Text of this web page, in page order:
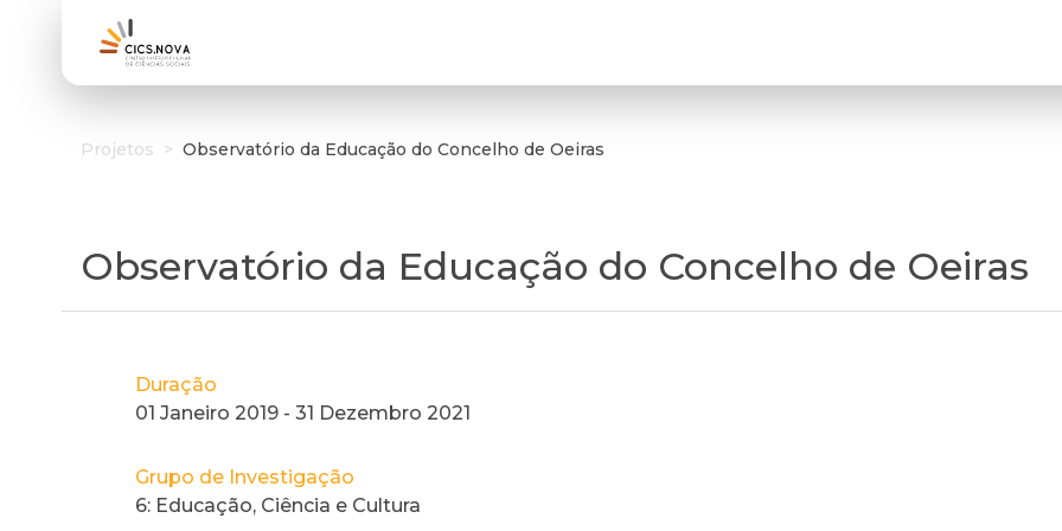
Projetos > Observatório da Educação do Concelho de Oeiras
Observatório da Educação do Concelho de Oeiras
Duração
01 Janeiro 2019 - 31 Dezembro 2021
Grupo de Investigação
6: Educação, Ciência e Cultura